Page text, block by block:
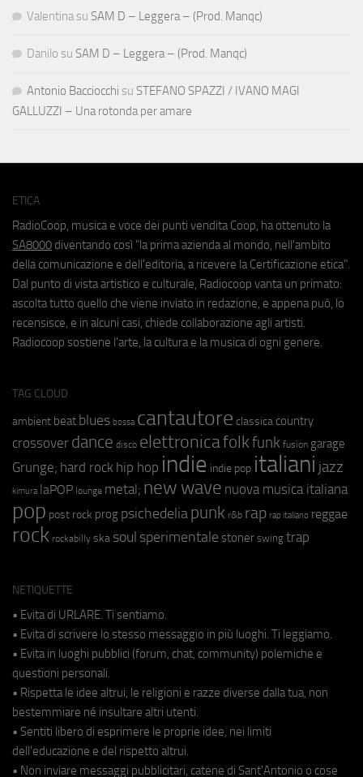
Valentina su SAM D – Leggera – (Prod. Manqc)
Danilo su SAM D – Leggera – (Prod. Manqc)
Antonio Bacciocchi su STEFANO SPAZZI / IVANO MAGI
GALLUZZI – Una rotonda per amare
ETICA
RadioCoop, musica e voce dei punti vendita Coop, ha ottenuto la
SA8000 diventando così "la prima azienda al mondo, nell'ambito
della comunicazione e dell'editoria, a ricevere la Certificazione etica".
Dal punto di vista artistico e culturale, Radiocoop vanta un primato:
ascolta tutto quello che viene inviato in redazione, e appena può, lo
recensisce, e in alcuni casi, chiede collaborazione agli artisti.
Radiocoop sostiene l'arte, la cultura e la musica di ogni genere.
TAG CLOUD
ambient beat blues bossa cantautore classica country
crossover dance disco elettronicafolkfunk fusion garage
Grunge; hard rock hip hop indie indie pop italiani jazz
kimura laPOP lounge metal; new wave nuova musica italiana
pop post rock prog psichedeliapunk r&b rap rap italiano reggae
rock rockabilly ska soul sperimentale stoner swing trap
NETIQUETTE
• Evita di URLARE. Ti sentiamo.
• Evita di scrivere lo stesso messaggio in più luoghi. Ti leggiamo.
• Evita in luoghi pubblici (forum, chat, community) polemiche e
questioni personali.
• Rispetta le idee altrui, le religioni e razze diverse dalla tua, non
bestemmiare né insultare altri utenti.
• Sentiti libero di esprimere le proprie idee, nei limiti
dell'educazione e del rispetto altrui.
• Non inviare messaggi pubblicitari, catene di Sant'Antonio o cose